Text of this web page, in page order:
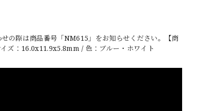
の際は商品番号「NM615」をお知らせください。【商
ズ：16.0x11.9x5.8mm / 色：ブルー・ホワイト